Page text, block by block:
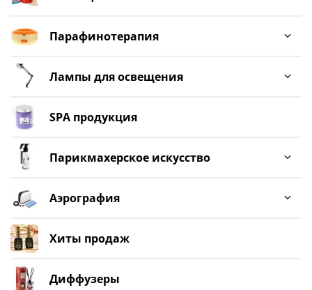
Парафинотерапия
Лампы для освещения
SPA продукция
Парикмахерское искусство
Аэрография
Хиты продаж
Диффузеры